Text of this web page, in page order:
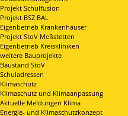
Projekt Schulfusion
Projekt BSZ BAL
Eigenbetrieb Krankenhäuser
Projekt StoV Meßstetten
Eigenbetrieb Kreiskliniken
weitere Bauprojekte
Baustand StoV
Schuladressen
Klimaschutz
Klimaschutz und Klimaanpassung
Aktuelle Meldungen Klima
Energie- und Klimaschutzkonzept